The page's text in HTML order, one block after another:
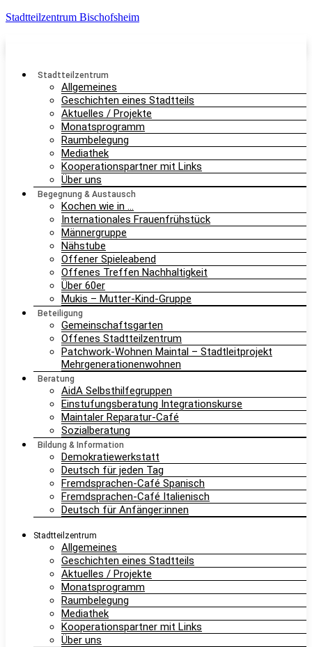
Stadtteilzentrum Bischofsheim
Stadtteilzentrum
Allgemeines
Geschichten eines Stadtteils
Aktuelles / Projekte
Monatsprogramm
Raumbelegung
Mediathek
Kooperationspartner mit Links
Über uns
Begegnung & Austausch
Kochen wie in …
Internationales Frauenfrühstück
Männergruppe
Nähstube
Offener Spieleabend
Offenes Treffen Nachhaltigkeit
Über 60er
Mukis – Mutter-Kind-Gruppe
Beteiligung
Gemeinschaftsgarten
Offenes Stadtteilzentrum
Patchwork-Wohnen Maintal – Stadtleitprojekt
Mehrgenerationenwohnen
Beratung
AidA Selbsthilfegruppen
Einstufungsberatung Integrationskurse
Maintaler Reparatur-Café
Sozialberatung
Bildung & Information
Demokratiewerkstatt
Deutsch für jeden Tag
Fremdsprachen-Café Spanisch
Fremdsprachen-Café Italienisch
Deutsch für Anfänger:innen
Stadtteilzentrum
Allgemeines
Geschichten eines Stadtteils
Aktuelles / Projekte
Monatsprogramm
Raumbelegung
Mediathek
Kooperationspartner mit Links
Über uns